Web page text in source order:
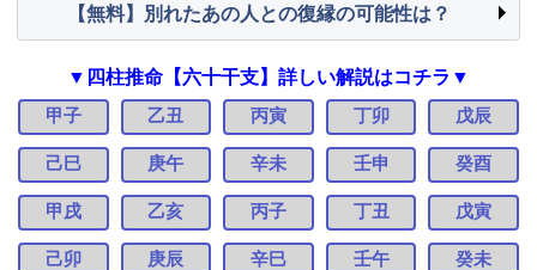
【無料】別れたあの人との復縁の可能性は？
▼四柱推命【六十干支】詳しい解説はコチラ▼
甲子 乙丑 丙寅 丁卯 戊辰
己巳 庚午 辛未 壬申 癸酉
甲戌 乙亥 丙子 丁丑 戊寅
己卯 庚辰 辛巳 壬午 癸未